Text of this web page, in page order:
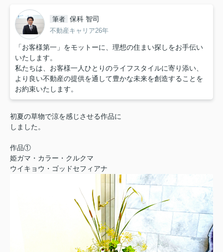
筆者 保科 智司
不動産キャリア26年
「お客様第一」をモットーに、理想の住まい探しをお手伝い
いたします。
私たちは、お客様一人ひとりのライフスタイルに寄り添い、
より良い不動産の提供を通して豊かな未来を創造することを
お約束いたします。
初夏の草物で涼を感じさせる作品に
しました。
作品①
姫ガマ・カラー・クルクマ
ウイキョウ・ゴッドセフィアナ